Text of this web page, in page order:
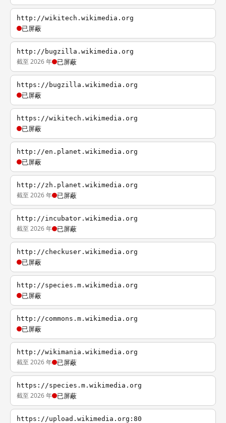
http://wikitech.wikimedia.org
已屏蔽
http://bugzilla.wikimedia.org
截至 2026 年 已屏蔽
https://bugzilla.wikimedia.org
已屏蔽
https://wikitech.wikimedia.org
已屏蔽
http://en.planet.wikimedia.org
已屏蔽
http://zh.planet.wikimedia.org
截至 2026 年 已屏蔽
http://incubator.wikimedia.org
截至 2026 年 已屏蔽
http://checkuser.wikimedia.org
已屏蔽
http://species.m.wikimedia.org
已屏蔽
http://commons.m.wikimedia.org
已屏蔽
http://wikimania.wikimedia.org
截至 2026 年 已屏蔽
https://species.m.wikimedia.org
截至 2026 年 已屏蔽
https://upload.wikimedia.org:80